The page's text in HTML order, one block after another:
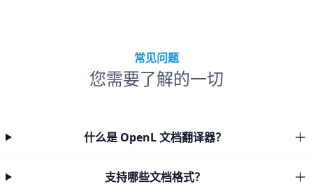
常见问题
您需要了解的一切
什么是 OpenL 文档翻译器？
支持哪些文档格式？